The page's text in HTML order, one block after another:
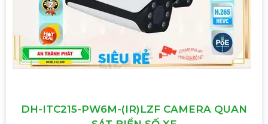
DH-ITC215-PW6M-(IR)LZF CAMERA QUAN